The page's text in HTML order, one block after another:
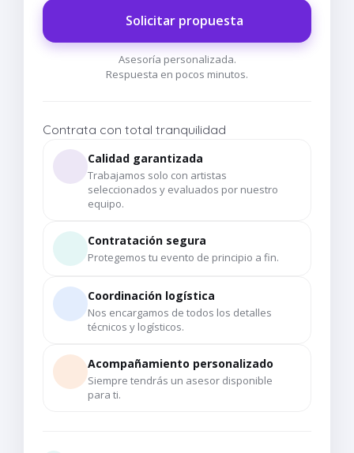
Solicitar propuesta
Asesoría personalizada.
Respuesta en pocos minutos.
Contrata con total tranquilidad
Calidad garantizada
Trabajamos solo con artistas
seleccionados y evaluados por nuestro
equipo.
Contratación segura
Protegemos tu evento de principio a fin.
Coordinación logística
Nos encargamos de todos los detalles
técnicos y logísticos.
Acompañamiento personalizado
Siempre tendrás un asesor disponible
para ti.